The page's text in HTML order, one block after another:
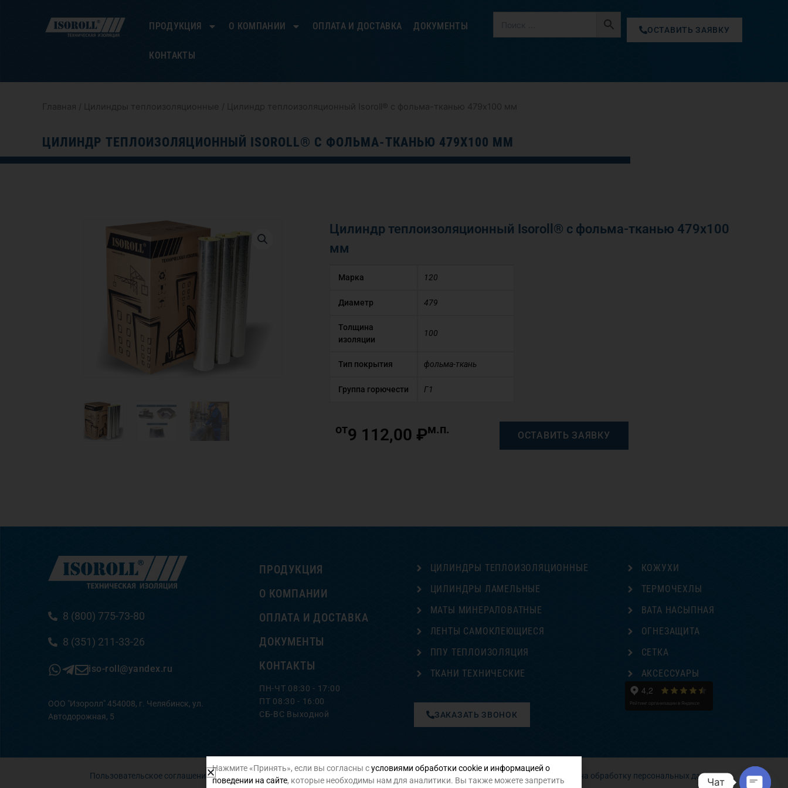
ПРОДУКЦИЯ О КОМПАНИИ ОПЛАТА И ДОСТАВКА ДОКУМЕНТЫ
КОНТАКТЫ
ОСТАВИТЬ ЗАЯВКУ
Главная / Цилиндры теплоизоляционные / Цилиндр теплоизоляционный Isoroll® с фольма-тканью 479х100 мм
ЦИЛИНДР ТЕПЛОИЗОЛЯЦИОННЫЙ ISOROLL® С ФОЛЬМА-ТКАНЬЮ 479Х100 ММ
Цилиндр теплоизоляционный Isoroll® с фольма-тканью 479х100
мм
Марка 120
Диаметр 479
Толщина
изоляции
100
Тип покрытия фольма-ткань
Группа горючести Г1
от9 112,00 ₽м.п. ОСТАВИТЬ ЗАЯВКУ
8 (800) 775-73-80
8 (351) 211-33-26
iso-roll@yandex.ru
ООО "Изоролл" 454008, г. Челябинск, ул.
Автодорожная, 5
ПРОДУКЦИЯ
О КОМПАНИИ
ОПЛАТА И ДОСТАВКА
ДОКУМЕНТЫ
КОНТАКТЫ
ПН-ЧТ 08:30 - 17:00
ПТ 08:30 - 16:00
СБ-ВС Выходной
ЦИЛИНДРЫ ТЕПЛОИЗОЛЯЦИОННЫЕ
ЦИЛИНДРЫ ЛАМЕЛЬНЫЕ
МАТЫ МИНЕРАЛОВАТНЫЕ
ЛЕНТЫ САМОКЛЕЮЩИЕСЯ
ППУ ТЕПЛОИЗОЛЯЦИЯ
ТКАНИ ТЕХНИЧЕСКИЕ
ЗАКАЗАТЬ ЗВОНОК
КОЖУХИ
ТЕРМОЧЕХЛЫ
ВАТА НАСЫПНАЯ
ОГНЕЗАЩИТА
СЕТКА
АКСЕССУАРЫ
Пользовательское соглашение Политика конфиденциальности Согласие на обработку персональных данных
Нажмите «Принять», если вы согласны сусловиями обработки cookie и информацией о
поведении на сайте, которые необходимы нам для аналитики. Вы также можете запретить
Чат